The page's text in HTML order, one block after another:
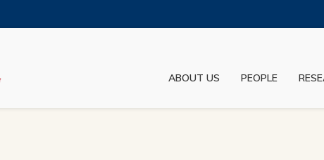
MORE ABOUT HKUST
ABOUT US PEOPLE